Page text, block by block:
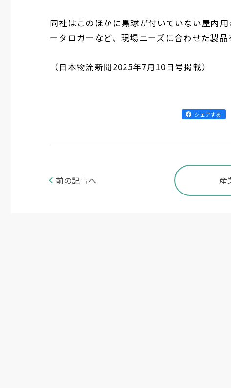
同社はこのほかに黒球が付いていない屋内
ータロガーなど、現場ニーズに合わせた製品
（日本物流新聞2025年7月10日号掲載）
シェアする
前の記事へ 産